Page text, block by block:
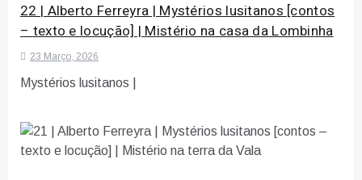
22 | Alberto Ferreyra | Mystérios lusitanos [contos
– texto e locução] | Mistério na casa da Lombinha
23 Março, 2026
Mystérios lusitanos |